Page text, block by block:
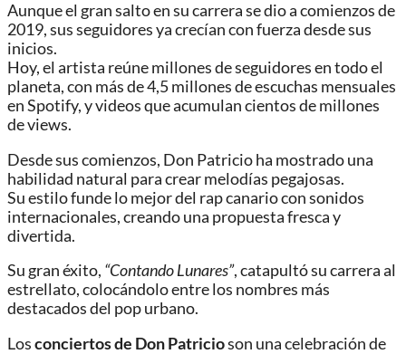
Aunque el gran salto en su carrera se dio a comienzos de
2019, sus seguidores ya crecían con fuerza desde sus
inicios.
Hoy, el artista reúne millones de seguidores en todo el
planeta, con más de 4,5 millones de escuchas mensuales
en Spotify, y videos que acumulan cientos de millones
de views.
Desde sus comienzos, Don Patricio ha mostrado una
habilidad natural para crear melodías pegajosas.
Su estilo funde lo mejor del rap canario con sonidos
internacionales, creando una propuesta fresca y
divertida.
Su gran éxito, “Contando Lunares”, catapultó su carrera al
estrellato, colocándolo entre los nombres más
destacados del pop urbano.
Losconciertos de Don Patricioson una celebración de